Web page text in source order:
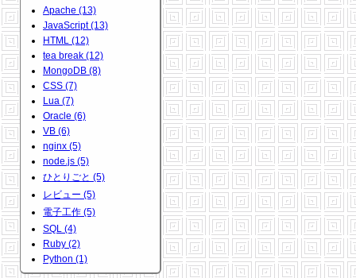
Apache (13)
JavaScript (13)
HTML (12)
tea break (12)
MongoDB (8)
CSS (7)
Lua (7)
Oracle (6)
VB (6)
nginx (5)
node.js (5)
ひとりごと (5)
レビュー (5)
電子工作 (5)
SQL (4)
Ruby (2)
Python (1)